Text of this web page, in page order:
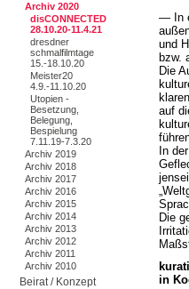
— In
und
bzw.
Die
auf
In
Die
in
Archiv 2020
disCONNECTED
28.10.20-11.4.21
dresdner
schmalfilmtage
15.-18.10.20
Meister20
4.9.-11.10.20
Utopien -
Besetzung,
Belegung,
Bespielung
7.11.19-7.3.20
Archiv 2019
Archiv 2018
Archiv 2017
Archiv 2016
Archiv 2015
Archiv 2014
Archiv 2013
Archiv 2012
Archiv 2011
Archiv 2010
Beirat / Konzept